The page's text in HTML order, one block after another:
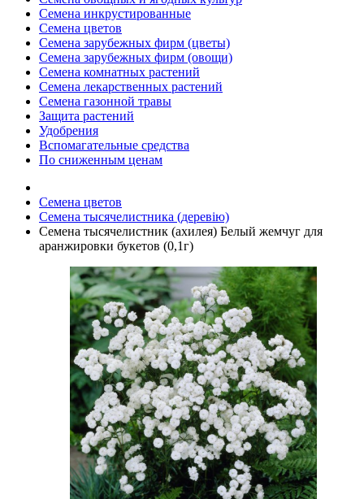
Семена инкрустированные
Семена цветов
Семена зарубежных фирм (цветы)
Семена зарубежных фирм (овощи)
Семена комнатных растений
Семена лекарственных растений
Семена газонной травы
Защита растений
Удобрения
Вспомагательные средства
По сниженным ценам
Семена цветов
Семена тысячелистника (деревію)
Семена тысячелистник (ахилея) Белый жемчуг для
аранжировки букетов (0,1г)